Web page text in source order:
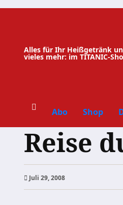
Zum
Alles für Ihr Heißgetränk
vieles mehr: im TITANIC-
Abo Shop
Reise
Juli 29, 2008